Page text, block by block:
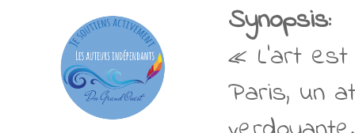
Synopsis:
« L’art
Paris, un